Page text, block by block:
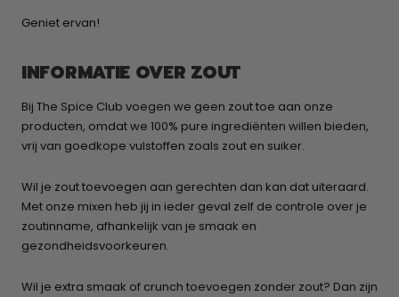
Geniet ervan!
INFORMATIE OVER ZOUT
Bij The Spice Club voegen we geen zout toe aan onze
producten, omdat we 100% pure ingrediënten willen bieden,
vrij van goedkope vulstoffen zoals zout en suiker.
Wil je zout toevoegen aan gerechten dan kan dat uiteraard.
Met onze mixen heb jij in ieder geval zelf de controle over je
zoutinname, afhankelijk van je smaak en
gezondheidsvoorkeuren.
Wil je extra smaak of crunch toevoegen zonder zout? Dan zijn